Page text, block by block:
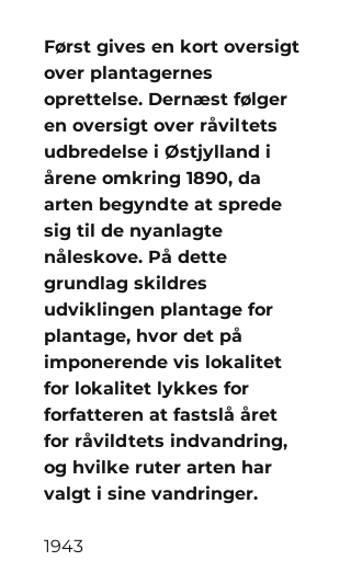
Først gives en kort oversigt
over plantagernes
oprettelse. Dernæst følger
en oversigt over råviltets
udbredelse i Østjylland i
årene omkring 1890, da
arten begyndte at sprede
sig til de nyanlagte
nåleskove. På dette
grundlag skildres
udviklingen plantage for
plantage, hvor det på
imponerende vis lokalitet
for lokalitet lykkes for
forfatteren at fastslå året
for råvildtets indvandring,
og hvilke ruter arten har
valgt i sine vandringer.
1943